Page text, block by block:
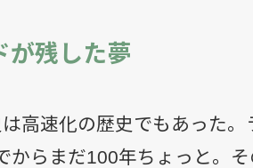
が残した夢
高速化の歴史でもあった。
からまだ100年ちょっと。